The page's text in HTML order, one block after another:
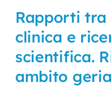
Congressi
Centro Studi
SIGOT Young
Rapporti
clinica e
scientifica.
ambito